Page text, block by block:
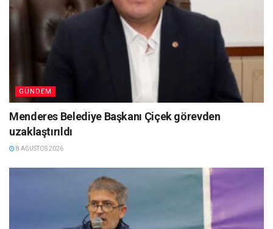
GÜNDEM
Menderes Belediye Başkanı Çiçek görevden
uzaklaştırıldı
8 AĞUSTOS 2026